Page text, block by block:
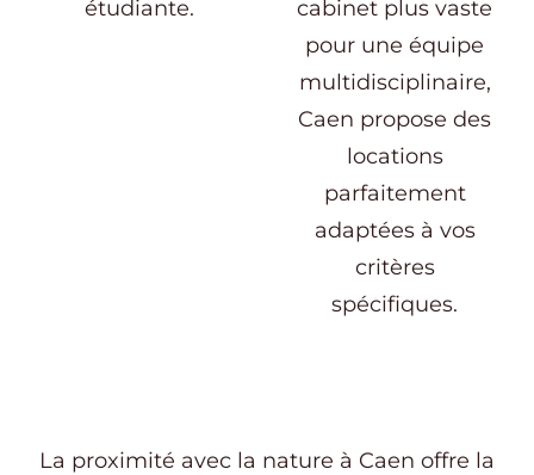
étudiante.
cabinet plus vaste
pour une équipe
multidisciplinaire,
Caen propose des
locations
parfaitement
adaptées à vos
critères
spécifiques.
La proximité avec la nature à Caen offre la